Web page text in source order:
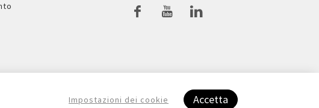
Impostazioni dei cookie Accetta